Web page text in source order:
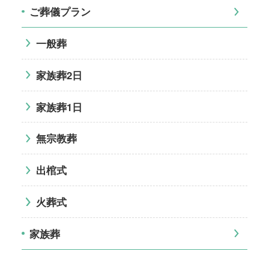
ご葬儀プラン
一般葬
家族葬2日
家族葬1日
無宗教葬
出棺式
火葬式
家族葬